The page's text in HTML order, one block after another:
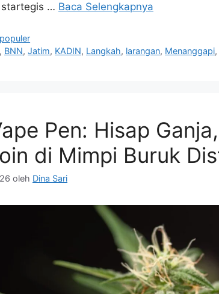
startegis … Baca Selengkapnya
, BNN,Jatim, KADIN, Langkah, larangan, Menanggapi,
Pen: Hisap
di Mimpi Buruk
oleh Dina Sari